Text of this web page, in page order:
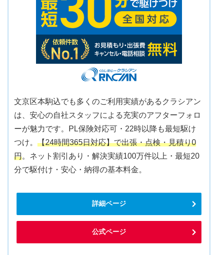
文京区本駒込でも多くのご利用実績があるクラシアン
は、安心の自社スタッフによる充実のアフターフォロ
ーが魅力です。PL保険対応可・22時以降も最短駆け
つけ。【24時間365日対応】で出張・点検・見積り0
円。ネット割引あり・解決実績100万件以上・最短20
分で駆付け・安心・納得の基本料金。
詳細ページ
公式ページ